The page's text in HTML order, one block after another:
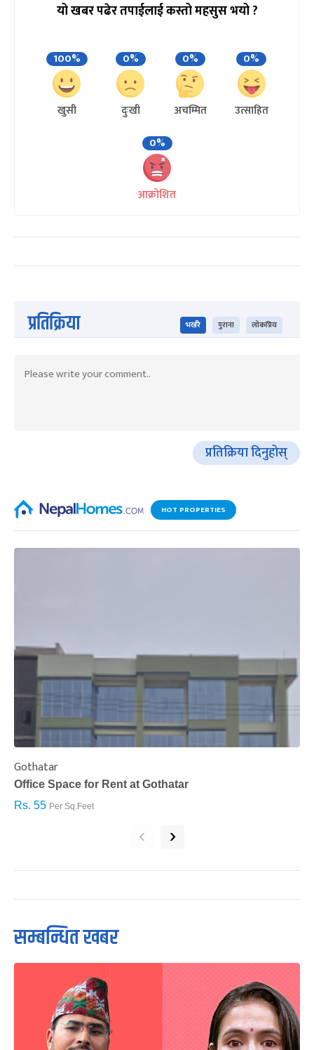
यो खबर पढेर तपाईलाई कस्तो महसुस भयो ?
100%
खुसी
0%
दुःखी
0%
अचम्मित
0%
उत्साहित
0%
आक्रोशित
प्रतिक्रिया भर्खरै पुराना लोकप्रिय
प्रतिक्रिया दिनुहोस्
HOT PROPERTIES
Gothatar
Office Space for Rent at Gothatar
Rs. 55 Per Sq.Feet
‹ ›
सम्बन्धित खबर